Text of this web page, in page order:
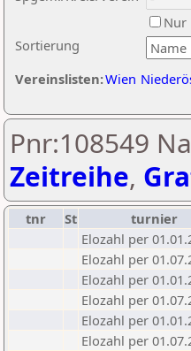
Sortierung
Nur
Vereinslisten:Wien
Pnr:108549
Zeitreihe,
tnr St turnier
Elozahl per
Elozahl per
Elozahl per
Elozahl per
Elozahl per
Elozahl per